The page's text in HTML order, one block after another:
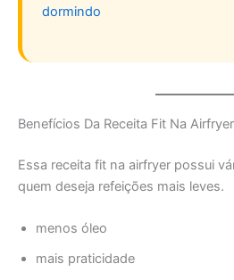
dormindo
Benefícios Da Receita Fit Na Airfryer
Essa receita fit na airfryer possui
quem deseja refeições mais leves.
menos óleo
mais praticidade